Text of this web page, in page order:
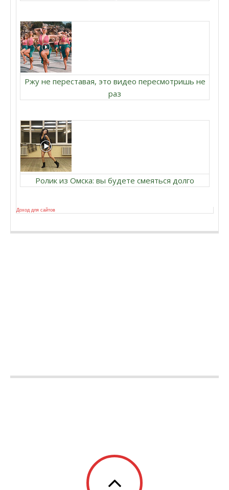
Ржу не переставая, это видео пересмотришь не
раз
Ролик из Омска: вы будете смеяться долго
Доход для сайтов